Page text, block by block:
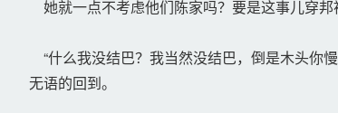
她就一点不考虑他们陈家吗？要是这事儿穿邦
“什么我没结巴？我当然没结巴，倒是木头你
无语的回到。